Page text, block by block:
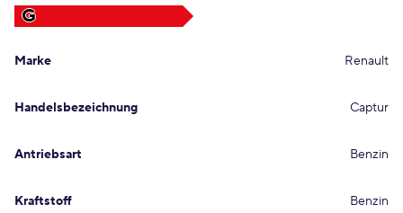
G
Marke Renault
Handelsbezeichnung Captur
Antriebsart Benzin
Kraftstoff Benzin